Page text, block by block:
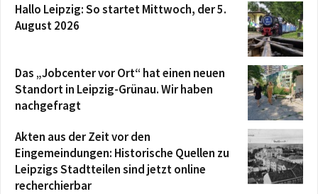
Hallo Leipzig: So startet Mittwoch, der 5.
August 2026
Das „Jobcenter vor Ort“ hat einen neuen
Standort in Leipzig-Grünau. Wir haben
nachgefragt
Akten aus der Zeit vor den
Eingemeindungen: Historische Quellen zu
Leipzigs Stadtteilen sind jetzt online
recherchierbar